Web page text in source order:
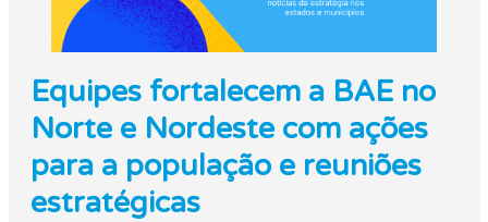
Equipes fortalecem a BAE no
Norte e Nordeste com ações
para a população e reuniões
estratégicas